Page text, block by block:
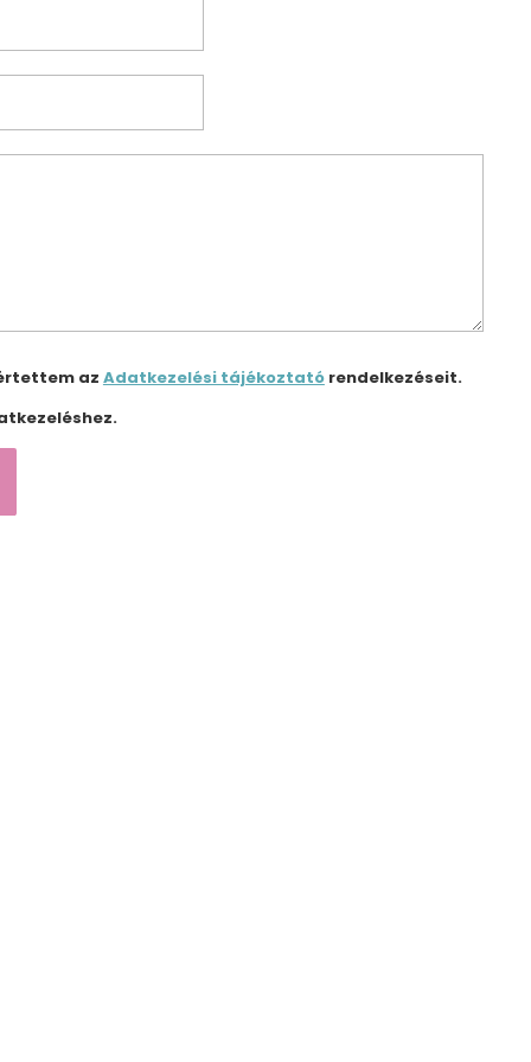
az Adatkezelési tájékoztatórendelkezéseit.